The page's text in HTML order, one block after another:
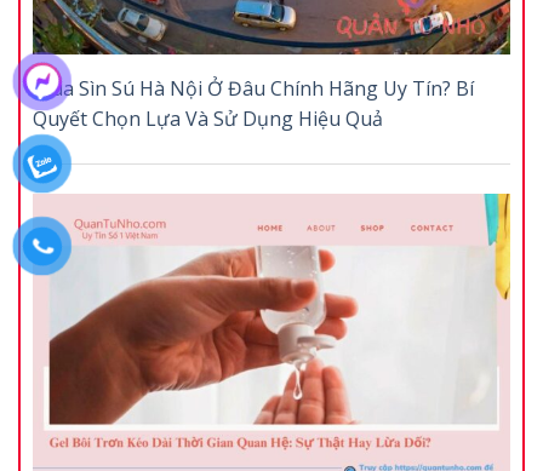
Mua Sìn Sú Hà Nội Ở Đâu Chính Hãng Uy Tín? Bí
Quyết Chọn Lựa Và Sử Dụng Hiệu Quả